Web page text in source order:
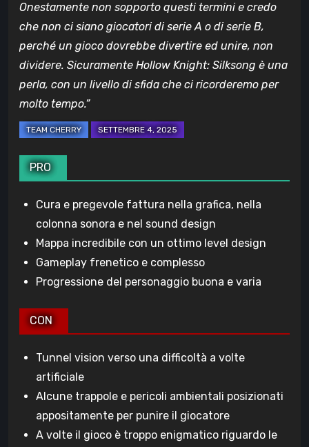
Onestamente non sopporto questi termini e credo
che non ci siano giocatori di serie A o di serie B,
perché un gioco dovrebbe divertire ed unire, non
dividere. Sicuramente Hollow Knight: Silksong è una
perla, con un livello di sfida che ci ricorderemo per
molto tempo.”
PRO
Cura e pregevole fattura nella grafica, nella
colonna sonora e nel sound design
Mappa incredibile con un ottimo level design
Gameplay frenetico e complesso
Progressione del personaggio buona e varia
CON
Tunnel vision verso una difficoltà a volte
artificiale
Alcune trappole e pericoli ambientali posizionati
appositamente per punire il giocatore
A volte il gioco è troppo enigmatico riguardo le